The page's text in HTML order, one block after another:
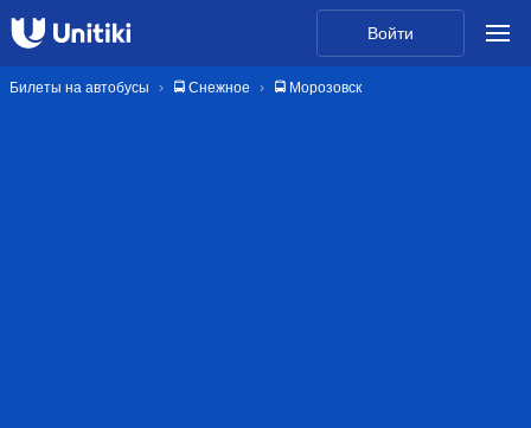
Войти
Билеты на автобусы 🚍 Снежное 🚍 Морозовск